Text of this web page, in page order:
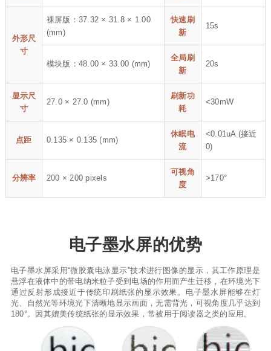
外形尺
寸
裸屏版：37.32 × 31.8 × 1.00
(mm)
快速刷
新
15s
模块版：48.00 × 33.00 (mm)
全局刷
新
20s
显示尺
寸
27.0 × 27.0 (mm)
刷新功
耗
<30mW
点距 0.135 × 0.135 (mm)
休眠电
流
<0.01uA (接近
0)
分辨率 200 × 200 pixels
可视角
度
>170°
电子墨水屏的优势
电子墨水屏采用“微胶囊电泳显示”技术进行图像的显示，其工作原理是
悬浮在液体中的带电纳米粒子受到电场的作用而产生迁移，在环境光下
通过反射形成接近于传统印刷纸张的显示效果。电子墨水屏能够在灯
光、自然光等环境光下清晰地显示画面，无需背光，可视角度几乎达到
180°。因其媲美传统纸张的显示效果，常被用于阅读器之类的应用。